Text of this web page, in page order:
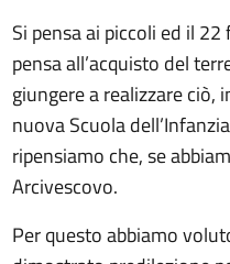
Si pensa ai piccoli ed il
pensa all’acquisto del
giungere a realizzare ciò,
nuova Scuola
ripensiamo che, se
Arcivescovo.
Per questo abbiamo